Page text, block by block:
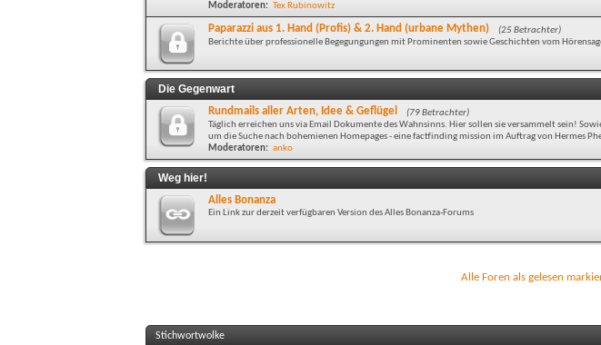
Moderatoren: Tex Rubinowitz
Paparazzi aus 1. Hand (Profis) & 2. Hand (urbane Mythen)
(25 Betrachter)
Berichte über professionelle Begegungungen mit Prominenten sowie Geschichten vom
Die Gegenwart
Rundmails aller Arten, Idee & Geflügel
(79 Betrachter)
Täglich erreichen uns via Email Dokumente des Wahnsinns. Hier sollen sie versammelt sein!
um die Suche nach bohemienen Homepages - eine factfinding mission im Auftrag von Hermes
Moderatoren: anko
Weg hier!
Alles Bonanza
Ein Link zur derzeit verfügbaren Version des Alles Bonanza-Forums
Alle Foren als gelesen
Stichwortwolke